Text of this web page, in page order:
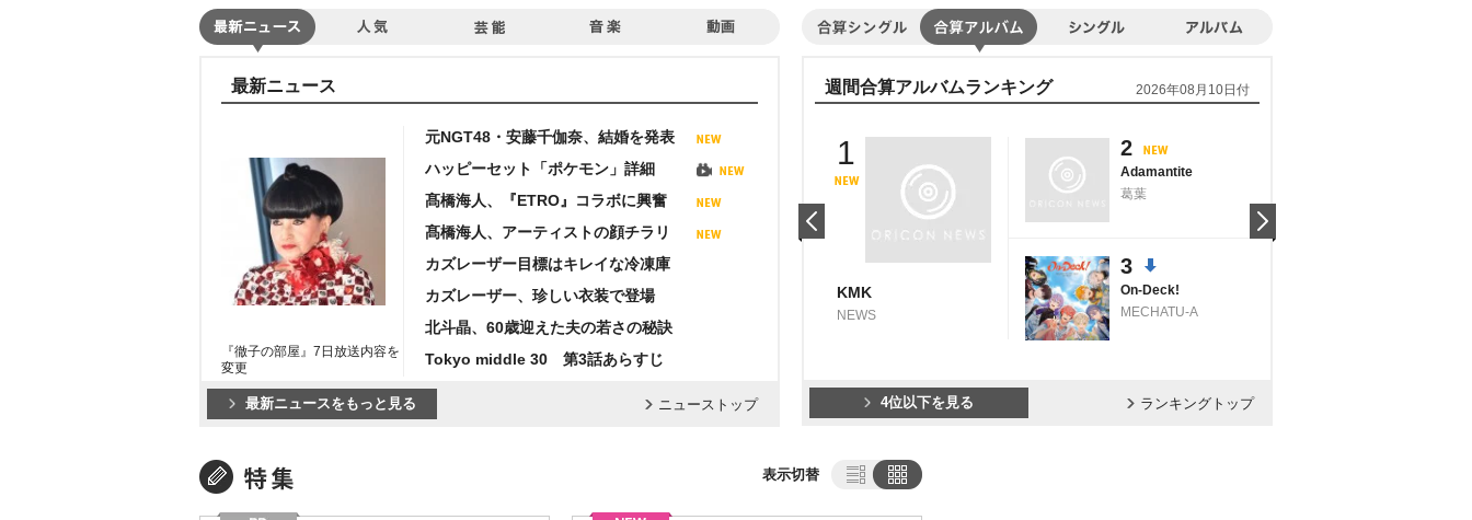
最新ニュース
最新ニュース
『徹子の部屋』7日放送内容を
変更
元NGT48・安藤千伽奈、結婚を発表
ハッピーセット「ポケモン」詳細
髙橋海人、『ETRO』コラボに興奮
髙橋海人、アーティストの顔チラリ
カズレーザー目標はキレイな冷凍庫
カズレーザー、珍しい衣装で登場
北斗晶、60歳迎えた夫の若さの秘訣
Tokyo middle 30 第3話あらすじ
最新ニュースをもっと見る ニューストップ
合算シングル
デイリーシングルランキング 2026年08月05日付
1
花咲く道
ME:I
2
BAD(Japanese V
er.)
3
SODA SODA
TWS
4位以下を見る ランキングトップ
表示切替